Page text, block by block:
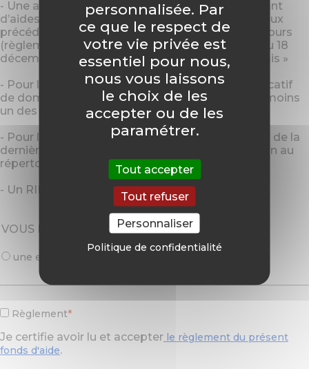
- Une attestation sur l’honneur relative au montant
d’aides éventuellement perçues au cours des deux
précédents exercices fiscaux ainsi que celui en cours
(règlement UE n°1407/2013 de la Commission du 18
décembre 2013 portant sur le régime « de minimis »
- Pour les non-sédentaires (ex : forains), un justificatif
de domicile et un justificatif d’inscription sur au moins
un des marchés de la Métropole ;
- Pour les associations, le bilan moral et financier de la
dernière assemblée générale et l’avis d’inscription au
répertoire SIRENE ;
- Un RIB.
VOUS ÊTES
une entreprise
Règlement
Je certifie avoir lu et accepter le règlement du présent
fonds d'aide.
personnalisée. Par
ce que le respect de
votre vie privée est
essentiel pour nous,
nous vous laissons
le choix de les
accepter ou de les
paramétrer.
Tout accepter
Tout refuser
Personnaliser
Politique de confidentialité